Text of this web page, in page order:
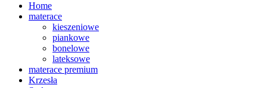
Home
materace
kieszeniowe
piankowe
bonelowe
lateksowe
materace premium
Krzesła